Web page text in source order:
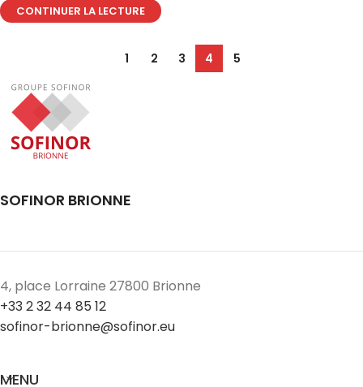
CONTINUER LA LECTURE
1 2 3 4 5
SOFINOR BRIONNE
4, place Lorraine 27800 Brionne
+33 2 32 44 85 12
sofinor-brionne@sofinor.eu
MENU